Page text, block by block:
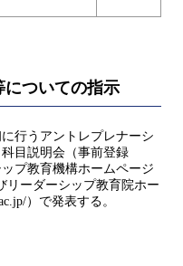
ついての指示
行うアントレプレナーシ
目説明会（事前登録
プ教育機構ホームページ
リーダーシップ教育院ホー
）で発表する。